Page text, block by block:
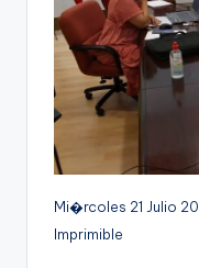
Mi�rcoles 21 Julio
Imprimible